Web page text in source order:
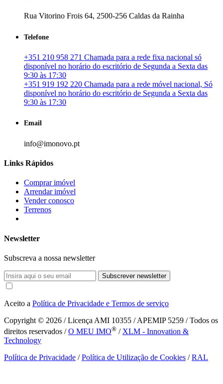
Rua Vitorino Frois 64, 2500-256 Caldas da Rainha
Telefone
+351 210 958 271 Chamada para a rede fixa nacional só
disponível no horário do escritório de Segunda a Sexta das
9:30 às 17:30
+351 919 192 220 Chamada para a rede móvel nacional, Só
disponível no horário do escritório de Segunda a Sexta das
9:30 às 17:30
Email
info@imonovo.pt
Links Rápidos
Comprar imóvel
Arrendar imóvel
Vender conosco
Terrenos
Newsletter
Subscreva a nossa newsletter
Subscrever newsletter
Aceito a Política de Privacidade e Termos de serviço
Copyright © 2026 / Licença AMI 10355 / APEMIP 5259 / Todos os
direitos reservados /O MEU IMO® / XLM - Innovation &
Technology
Política de Privacidade /Política de Utilização de Cookies /RAL